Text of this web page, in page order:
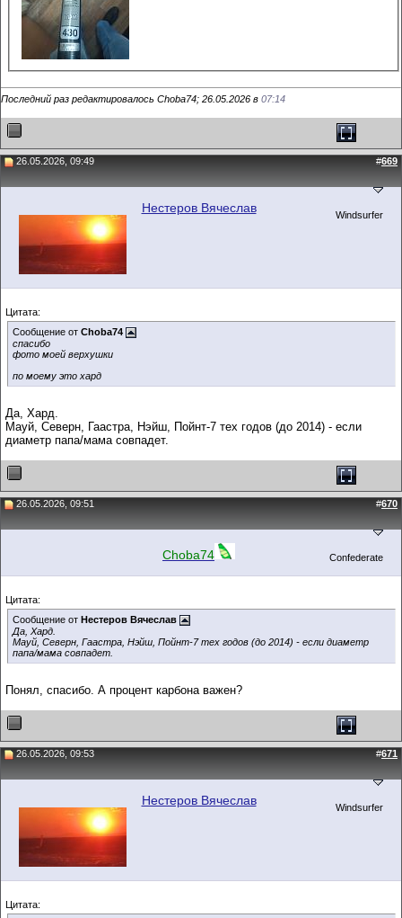
Последний раз редактировалось Choba74; 26.05.2026 в 07:14
26.05.2026, 09:49 #669
Нестеров Вячеслав Windsurfer
Цитата:
Сообщение от Choba74
спасибо
фото моей верхушки
по моему это хард
Да, Хард.
Мауй, Северн, Гаастра, Нэйш, Пойнт-7 тех годов (до 2014) - если
диаметр папа/мама совпадет.
26.05.2026, 09:51 #670
Choba74 Confederate
Цитата:
Сообщение от Нестеров Вячеслав
Да, Хард.
Мауй, Северн, Гаастра, Нэйш, Пойнт-7 тех годов (до 2014) - если диаметр
папа/мама совпадет.
Понял, спасибо. А процент карбона важен?
26.05.2026, 09:53 #671
Нестеров Вячеслав Windsurfer
Цитата: